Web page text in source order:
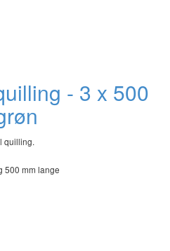
- 3 x 500
quilling.
500 mm lange